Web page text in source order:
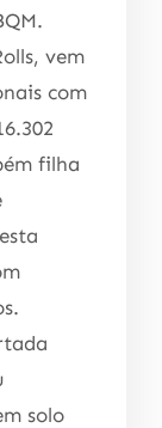
vem
com
filha
solo